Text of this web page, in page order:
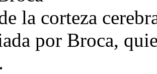
la corteza
por Broca,